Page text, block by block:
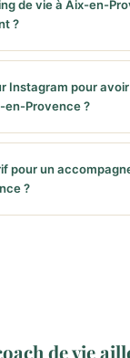
de vie à Aix-en-
?
Instagram pour
en-Provence ?
pour un
?
de vie